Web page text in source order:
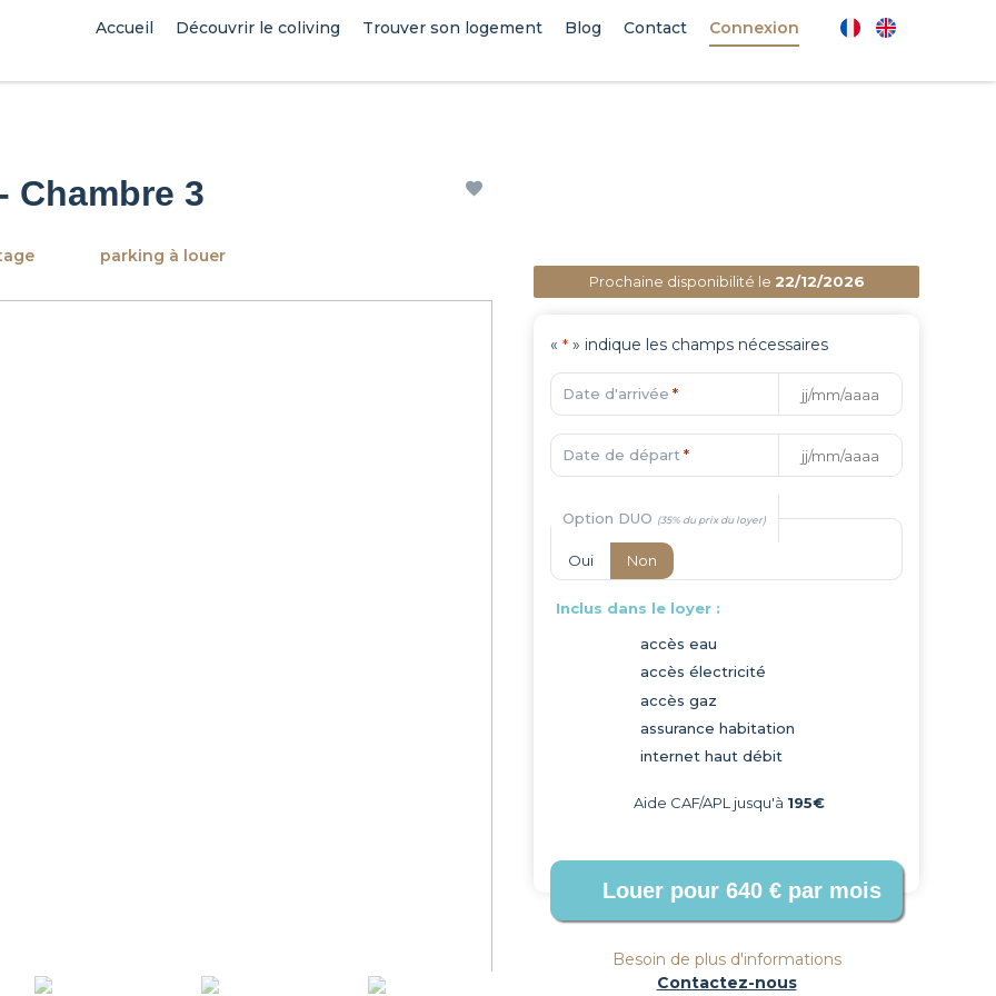
Accueil Découvrir le coliving Trouver son logement Blog Contact Connexion
Chambre 3
parking à louer
Prochaine disponibilité le 22/12/2026
« * » indique les champs nécessaires
Date d'arrivée *
Date de départ *
Option DUO
Oui Non
Inclus dans le loyer :
accès eau
accès électricité
accès gaz
assurance habitation
internet haut débit
Aide CAF/APL jusqu'à 195€
Besoin de plus d'informations
Contactez-nous